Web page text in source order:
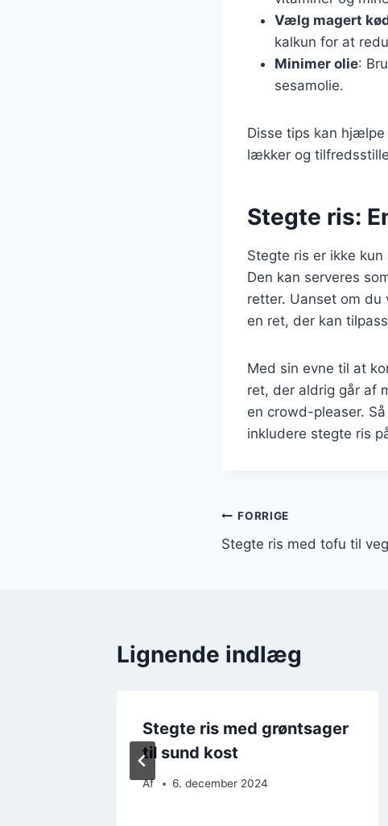
Vælg magert
kalkun for at
Minimer olie:
sesamolie.
Disse tips kan
lækker og
Stegte ris:
Stegte ris er ikke
Den kan serveres
retter. Uanset om
en ret, der kan
Med sin evne til at
ret, der aldrig går af
en crowd-pleaser.
inkludere stegte ris
FORRIGE
Stegte ris med tofu til
Lignende indlæg
Stegte ris med grøntsager
til sund kost
Af 6. december 2024